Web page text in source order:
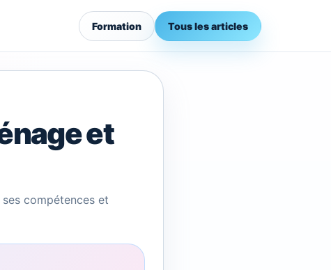
Formation Tous les articles
et
compétences et